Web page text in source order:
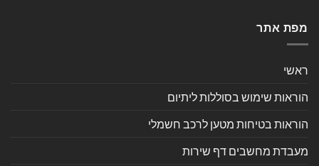
מפת אתר
ראשי
הוראות שימוש בסוללות ליתיום
הוראות בטיחות מטען לרכב חשמלי
מעבדת מחשבים דף שירות